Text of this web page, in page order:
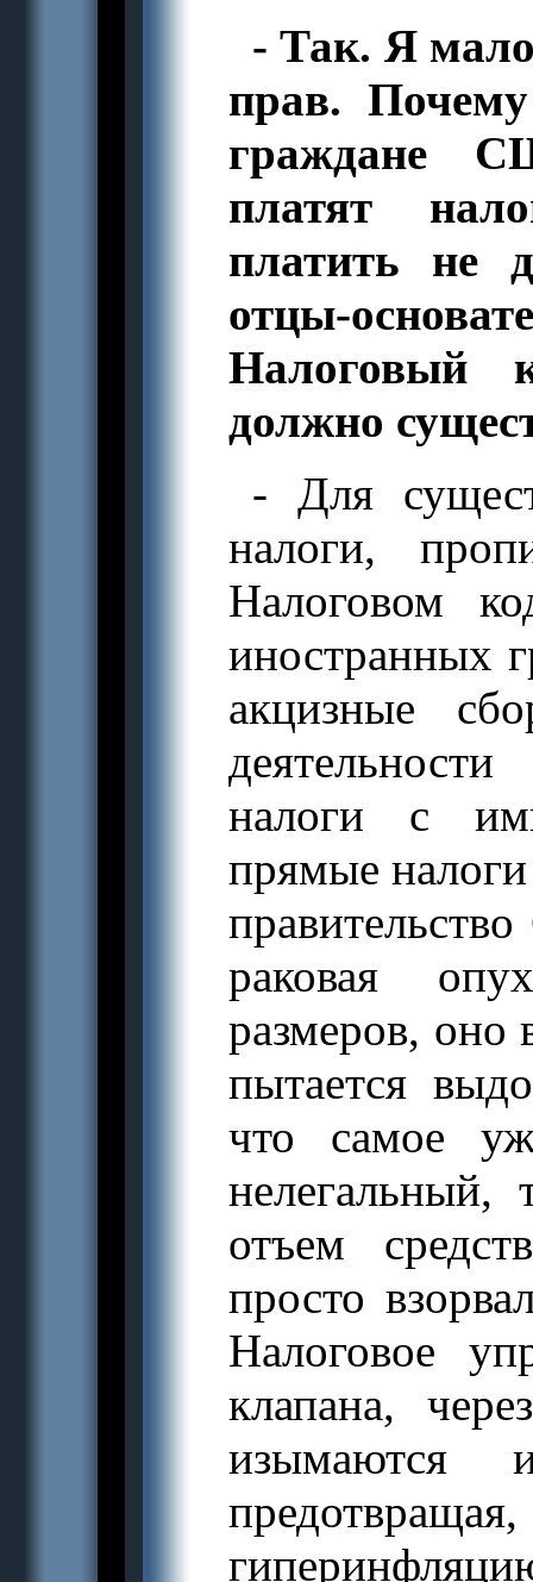
- Так. Я
прав.
граждане
платят
платить не
отцы-
Налоговый
должно
- Для
налоги,
Налоговом
иностранных
акцизные
налоги с
прямые
раковая
размеров, оно
пытается
что
самое
нелегальный,
отъем
просто
Налоговое
клапана,
изымаются